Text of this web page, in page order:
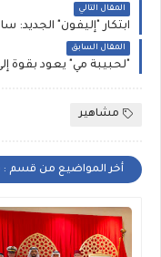
المقال التالي
ابتكار "إليفون"
المقال السابق
مشاهير
أخر المواضيع من قسم :